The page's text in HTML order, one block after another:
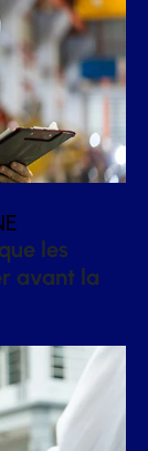
les
avant la